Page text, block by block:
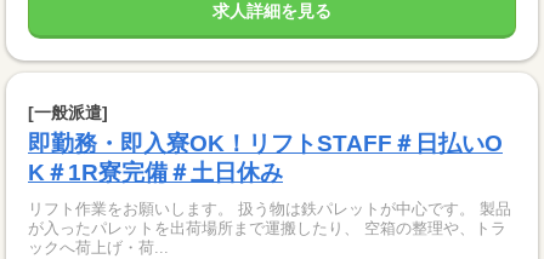
求人詳細を見る
[一般派遣]
即勤務・即入寮OK！リフトSTAFF＃日払いO
K＃1R寮完備＃土日休み
リフト作業をお願いします。 扱う物は鉄パレットが中心です。 製品
が入ったパレットを出荷場所まで運搬したり、 空箱の整理や、トラ
ックへ荷上げ・荷...